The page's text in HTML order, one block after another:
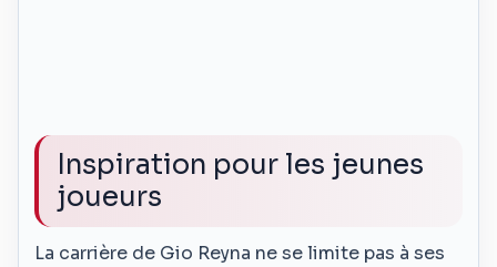
Inspiration pour les jeunes
joueurs
La carrière de Gio Reyna ne se limite pas à ses